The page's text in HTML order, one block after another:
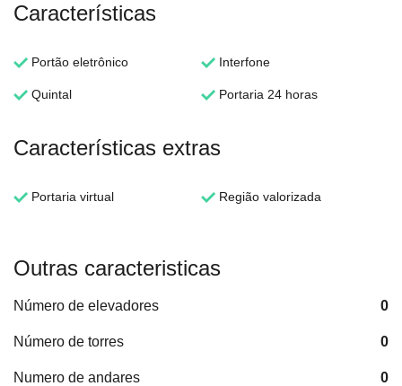
Características
Portão eletrônico Interfone
Quintal Portaria 24 horas
Características extras
Portaria virtual Região valorizada
Outras caracteristicas
Número de elevadores 0
Número de torres 0
Numero de andares 0